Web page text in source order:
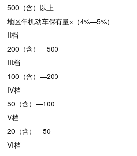
500（含）以上
地区年机动车保有量×（4%—5%）
II档
200（含）—500
III档
100（含）—200
IV档
50（含）—100
V档
20（含）—50
VI档